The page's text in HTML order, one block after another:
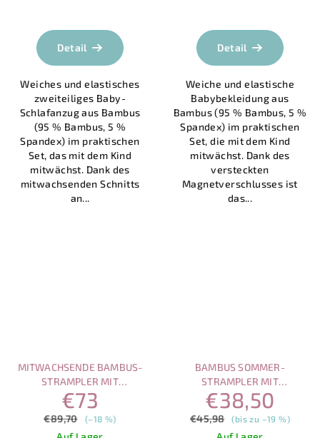
Detail
Weiches und elastisches
zweiteiliges Baby-
Schlafanzug aus Bambus
(95 % Bambus, 5 %
Spandex) im praktischen
Set, das mit dem Kind
mitwächst. Dank des
mitwachsenden Schnitts
an...
von
5
Sternen.
Detail
Weiche und elastische
Babybekleidung aus
Bambus (95 % Bambus, 5 %
Spandex) im praktischen
Set, die mit dem Kind
mitwächst. Dank des
versteckten
Magnetverschlusses ist
das...
MITWACHSENDE BAMBUS-
STRAMPLER MIT
MAGNETVERSCHLUSS –
VORTEILHAFTES SET (3 STK.)
€73
€89,70 (–18 %)
BAMBUS SOMMER-
STRAMPLER MIT
MAGNETVERSCHLUSS – SET
ELEFANT & BÄR
€38,50
€45,98 (bis zu –19 %)